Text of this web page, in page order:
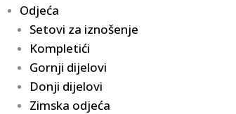
Odjeća
Setovi za iznošenje
Kompletići
Gornji dijelovi
Donji dijelovi
Zimska odjeća